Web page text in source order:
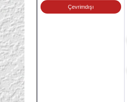
Çevrimdışı